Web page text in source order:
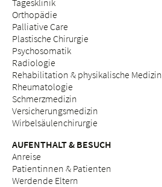
Tagesklinik
Orthopädie
Palliative Care
Plastische Chirurgie
Psychosomatik
Radiologie
Rehabilitation & physikalische Medizin
Rheumatologie
Schmerzmedizin
Versicherungsmedizin
Wirbelsäulenchirurgie
AUFENTHALT & BESUCH
Anreise
Patientinnen & Patienten
Werdende Eltern